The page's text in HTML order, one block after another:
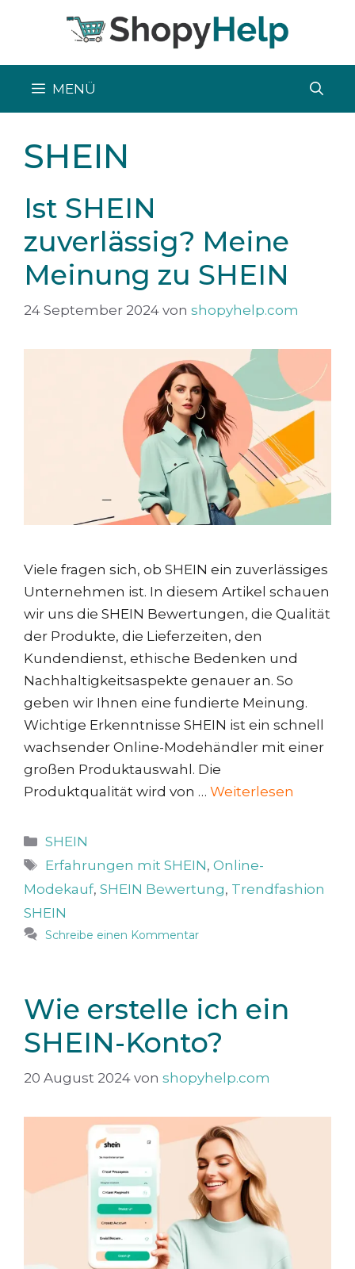
MENÜ
SHEIN
Ist SHEIN
zuverlässig? Meine
Meinung zu SHEIN
24 September 2024 von shopyhelp.com
Viele fragen sich, ob SHEIN ein zuverlässiges
Unternehmen ist. In diesem Artikel schauen
wir uns die SHEIN Bewertungen, die Qualität
der Produkte, die Lieferzeiten, den
Kundendienst, ethische Bedenken und
Nachhaltigkeitsaspekte genauer an. So
geben wir Ihnen eine fundierte Meinung.
Wichtige Erkenntnisse SHEIN ist ein schnell
wachsender Online-Modehändler mit einer
großen Produktauswahl. Die
Produktqualität wird von … Weiterlesen
Kategorien
SHEIN
Schlagwörter
Erfahrungen mit SHEIN,Online-
Modekauf, SHEIN Bewertung, Trendfashion
SHEIN
Schreibe einen Kommentar
Wie erstelle ich ein
SHEIN-Konto?
20 August 2024 von shopyhelp.com